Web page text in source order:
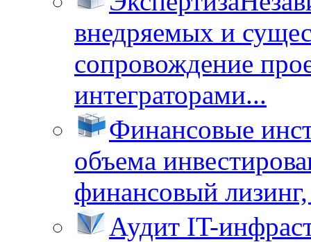
внедряемых и
сопровождение
интеграторами...
Финансовые
объема
финансовый
Аудит IT-